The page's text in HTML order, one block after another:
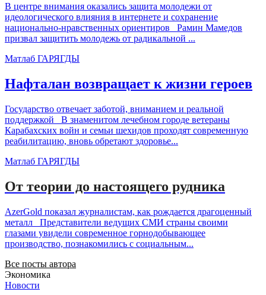
В центре внимания оказались защита молодежи от
идеологического влияния в интернете и сохранение
национально-нравственных ориентиров Рамин Мамедов
призвал защитить молодежь от радикальной ...
Матлаб ГАРЯГДЫ
Нафталан возвращает к жизни героев
Государство отвечает заботой, вниманием и реальной
поддержкой В знаменитом лечебном городе ветераны
Карабахских войн и семьи шехидов проходят современную
реабилитацию, вновь обретают здоровье...
Матлаб ГАРЯГДЫ
От теории до настоящего рудника
AzerGold показал журналистам, как рождается драгоценный
металл Представители ведущих СМИ страны своими
глазами увидели современное горнодобывающее
производство, познакомились с социальным...
Все посты автора
Экономика
Новости